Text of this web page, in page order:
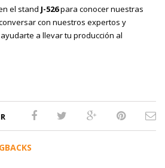
el stand J-526para conocer nuestras
con nuestros expertos y
a llevar tu producción al